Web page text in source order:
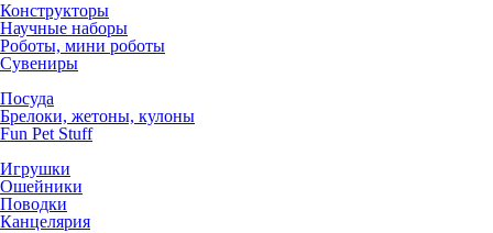
Конструкторы
Научные наборы
Роботы, мини роботы
Сувениры
Посуда
Брелоки, жетоны, кулоны
Fun Pet Stuff
Игрушки
Ошейники
Поводки
Канцелярия